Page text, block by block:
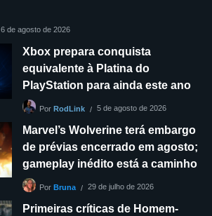
6 de agosto de 2026
Xbox prepara conquista
equivalente à Platina do
PlayStation para ainda este ano
Por RodLink 5 de agosto de 2026
Marvel’s Wolverine terá embargo
de prévias encerrado em agosto;
gameplay inédito está a caminho
Por Bruna 29 de julho de 2026
Primeiras críticas de Homem-